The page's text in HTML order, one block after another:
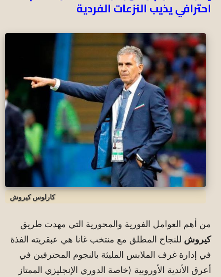
احترافي يذيب النزعات الفردية
كارلوس كيروش
من أهم العوامل الفورية والمحورية التي مهدت طريق
كيروش للنجاح المطلق مع منتخب غانا هي عبقريته الفذة
في إدارة غرف الملابس المليئة بالنجوم المحترفين في
أعرق الأندية الأوروبية (خاصة الدوري الإنجليزي الممتاز